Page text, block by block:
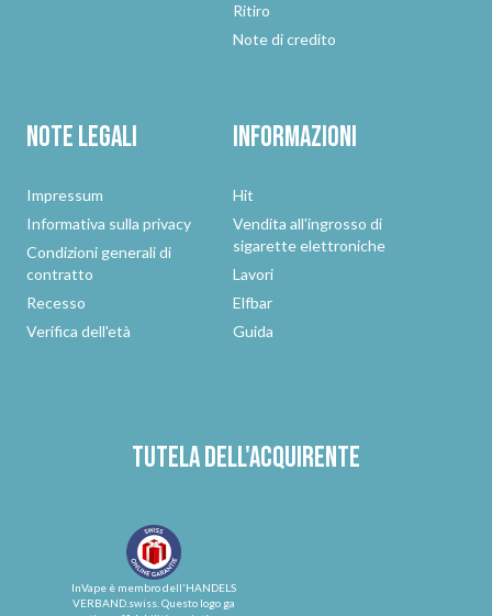
Ritiro
Note di credito
Note legali
Impressum
Informativa sulla privacy
Condizioni generali di
contratto
Recesso
Verifica dell'età
Informazioni
Hit
Vendita all'ingrosso di
sigarette elettroniche
Lavori
Elfbar
Guida
Tutela dell'acquirente
InVape è membro dell'HANDELS
VERBAND.swiss. Questo logo ga